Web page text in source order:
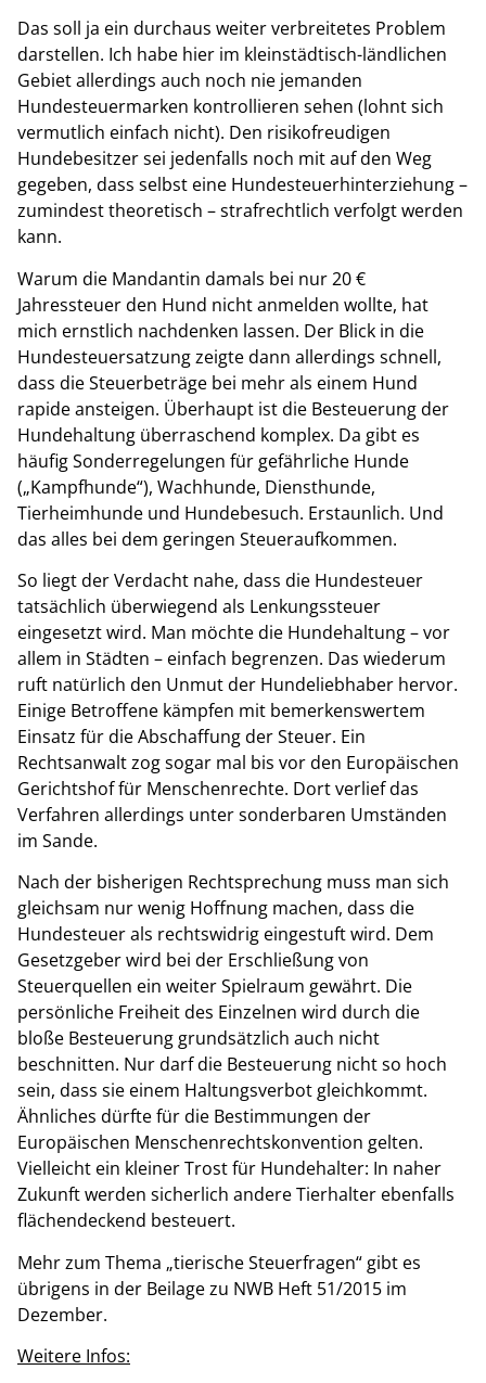
Das soll ja ein durchaus weiter verbreitetes Problem
darstellen. Ich habe hier im kleinstädtisch-ländlichen
Gebiet allerdings auch noch nie jemanden
Hundesteuermarken kontrollieren sehen (lohnt sich
vermutlich einfach nicht). Den risikofreudigen
Hundebesitzer sei jedenfalls noch mit auf den Weg
gegeben, dass selbst eine Hundesteuerhinterziehung –
zumindest theoretisch – strafrechtlich verfolgt werden
kann.
Warum die Mandantin damals bei nur 20 €
Jahressteuer den Hund nicht anmelden wollte, hat
mich ernstlich nachdenken lassen. Der Blick in die
Hundesteuersatzung zeigte dann allerdings schnell,
dass die Steuerbeträge bei mehr als einem Hund
rapide ansteigen. Überhaupt ist die Besteuerung der
Hundehaltung überraschend komplex. Da gibt es
häufig Sonderregelungen für gefährliche Hunde
(„Kampfhunde“), Wachhunde, Diensthunde,
Tierheimhunde und Hundebesuch. Erstaunlich. Und
das alles bei dem geringen Steueraufkommen.
So liegt der Verdacht nahe, dass die Hundesteuer
tatsächlich überwiegend als Lenkungssteuer
eingesetzt wird. Man möchte die Hundehaltung – vor
allem in Städten – einfach begrenzen. Das wiederum
ruft natürlich den Unmut der Hundeliebhaber hervor.
Einige Betroffene kämpfen mit bemerkenswertem
Einsatz für die Abschaffung der Steuer. Ein
Rechtsanwalt zog sogar mal bis vor den Europäischen
Gerichtshof für Menschenrechte. Dort verlief das
Verfahren allerdings unter sonderbaren Umständen
im Sande.
Nach der bisherigen Rechtsprechung muss man sich
gleichsam nur wenig Hoffnung machen, dass die
Hundesteuer als rechtswidrig eingestuft wird. Dem
Gesetzgeber wird bei der Erschließung von
Steuerquellen ein weiter Spielraum gewährt. Die
persönliche Freiheit des Einzelnen wird durch die
bloße Besteuerung grundsätzlich auch nicht
beschnitten. Nur darf die Besteuerung nicht so hoch
sein, dass sie einem Haltungsverbot gleichkommt.
Ähnliches dürfte für die Bestimmungen der
Europäischen Menschenrechtskonvention gelten.
Vielleicht ein kleiner Trost für Hundehalter: In naher
Zukunft werden sicherlich andere Tierhalter ebenfalls
flächendeckend besteuert.
Mehr zum Thema „tierische Steuerfragen“ gibt es
übrigens in der Beilage zu NWB Heft 51/2015 im
Dezember.
Weitere Infos: